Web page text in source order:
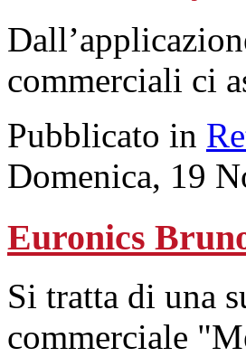
commerciali ci
Pubblicato in
Domenica, 19
Euronics
Si tratta di una
commerciale